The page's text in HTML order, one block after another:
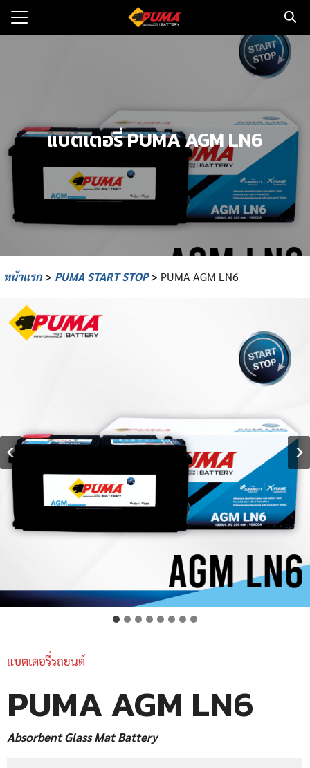
Skip
มและข่าว
จำหน่าย
บเรา
แบตเตอรี่ PUMA AGM LN6
หน้าแรก> PUMA START STOP> PUMA AGM LN6
แบตเตอรี่รถยนต์
PUMA AGM LN6
Absorbent Glass Mat Battery